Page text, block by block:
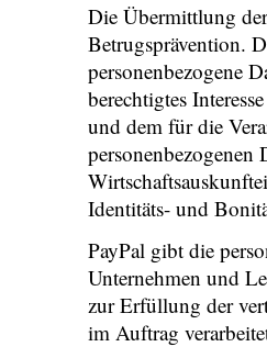
Die Übermittlung
Betrugsprävention.
personenbezogene
berechtigtes
und dem für die
personenbezogenen
Identitäts- und
PayPal gibt die
Unternehmen und
zur Erfüllung der
im Auftrag